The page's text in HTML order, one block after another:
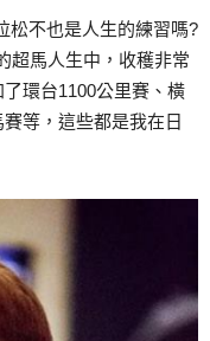
松不也是人生的練習嗎?
超馬人生中，收穫非常
環台1100公里賽、橫
等，這些都是我在日